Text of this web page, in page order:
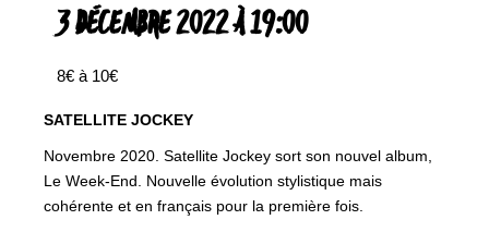
3 DÉCEMBRE 2022 À 19:00
8€ à 10€
SATELLITE JOCKEY
Novembre 2020. Satellite Jockey sort son nouvel album,
Le Week-End. Nouvelle évolution stylistique mais
cohérente et en français pour la première fois.